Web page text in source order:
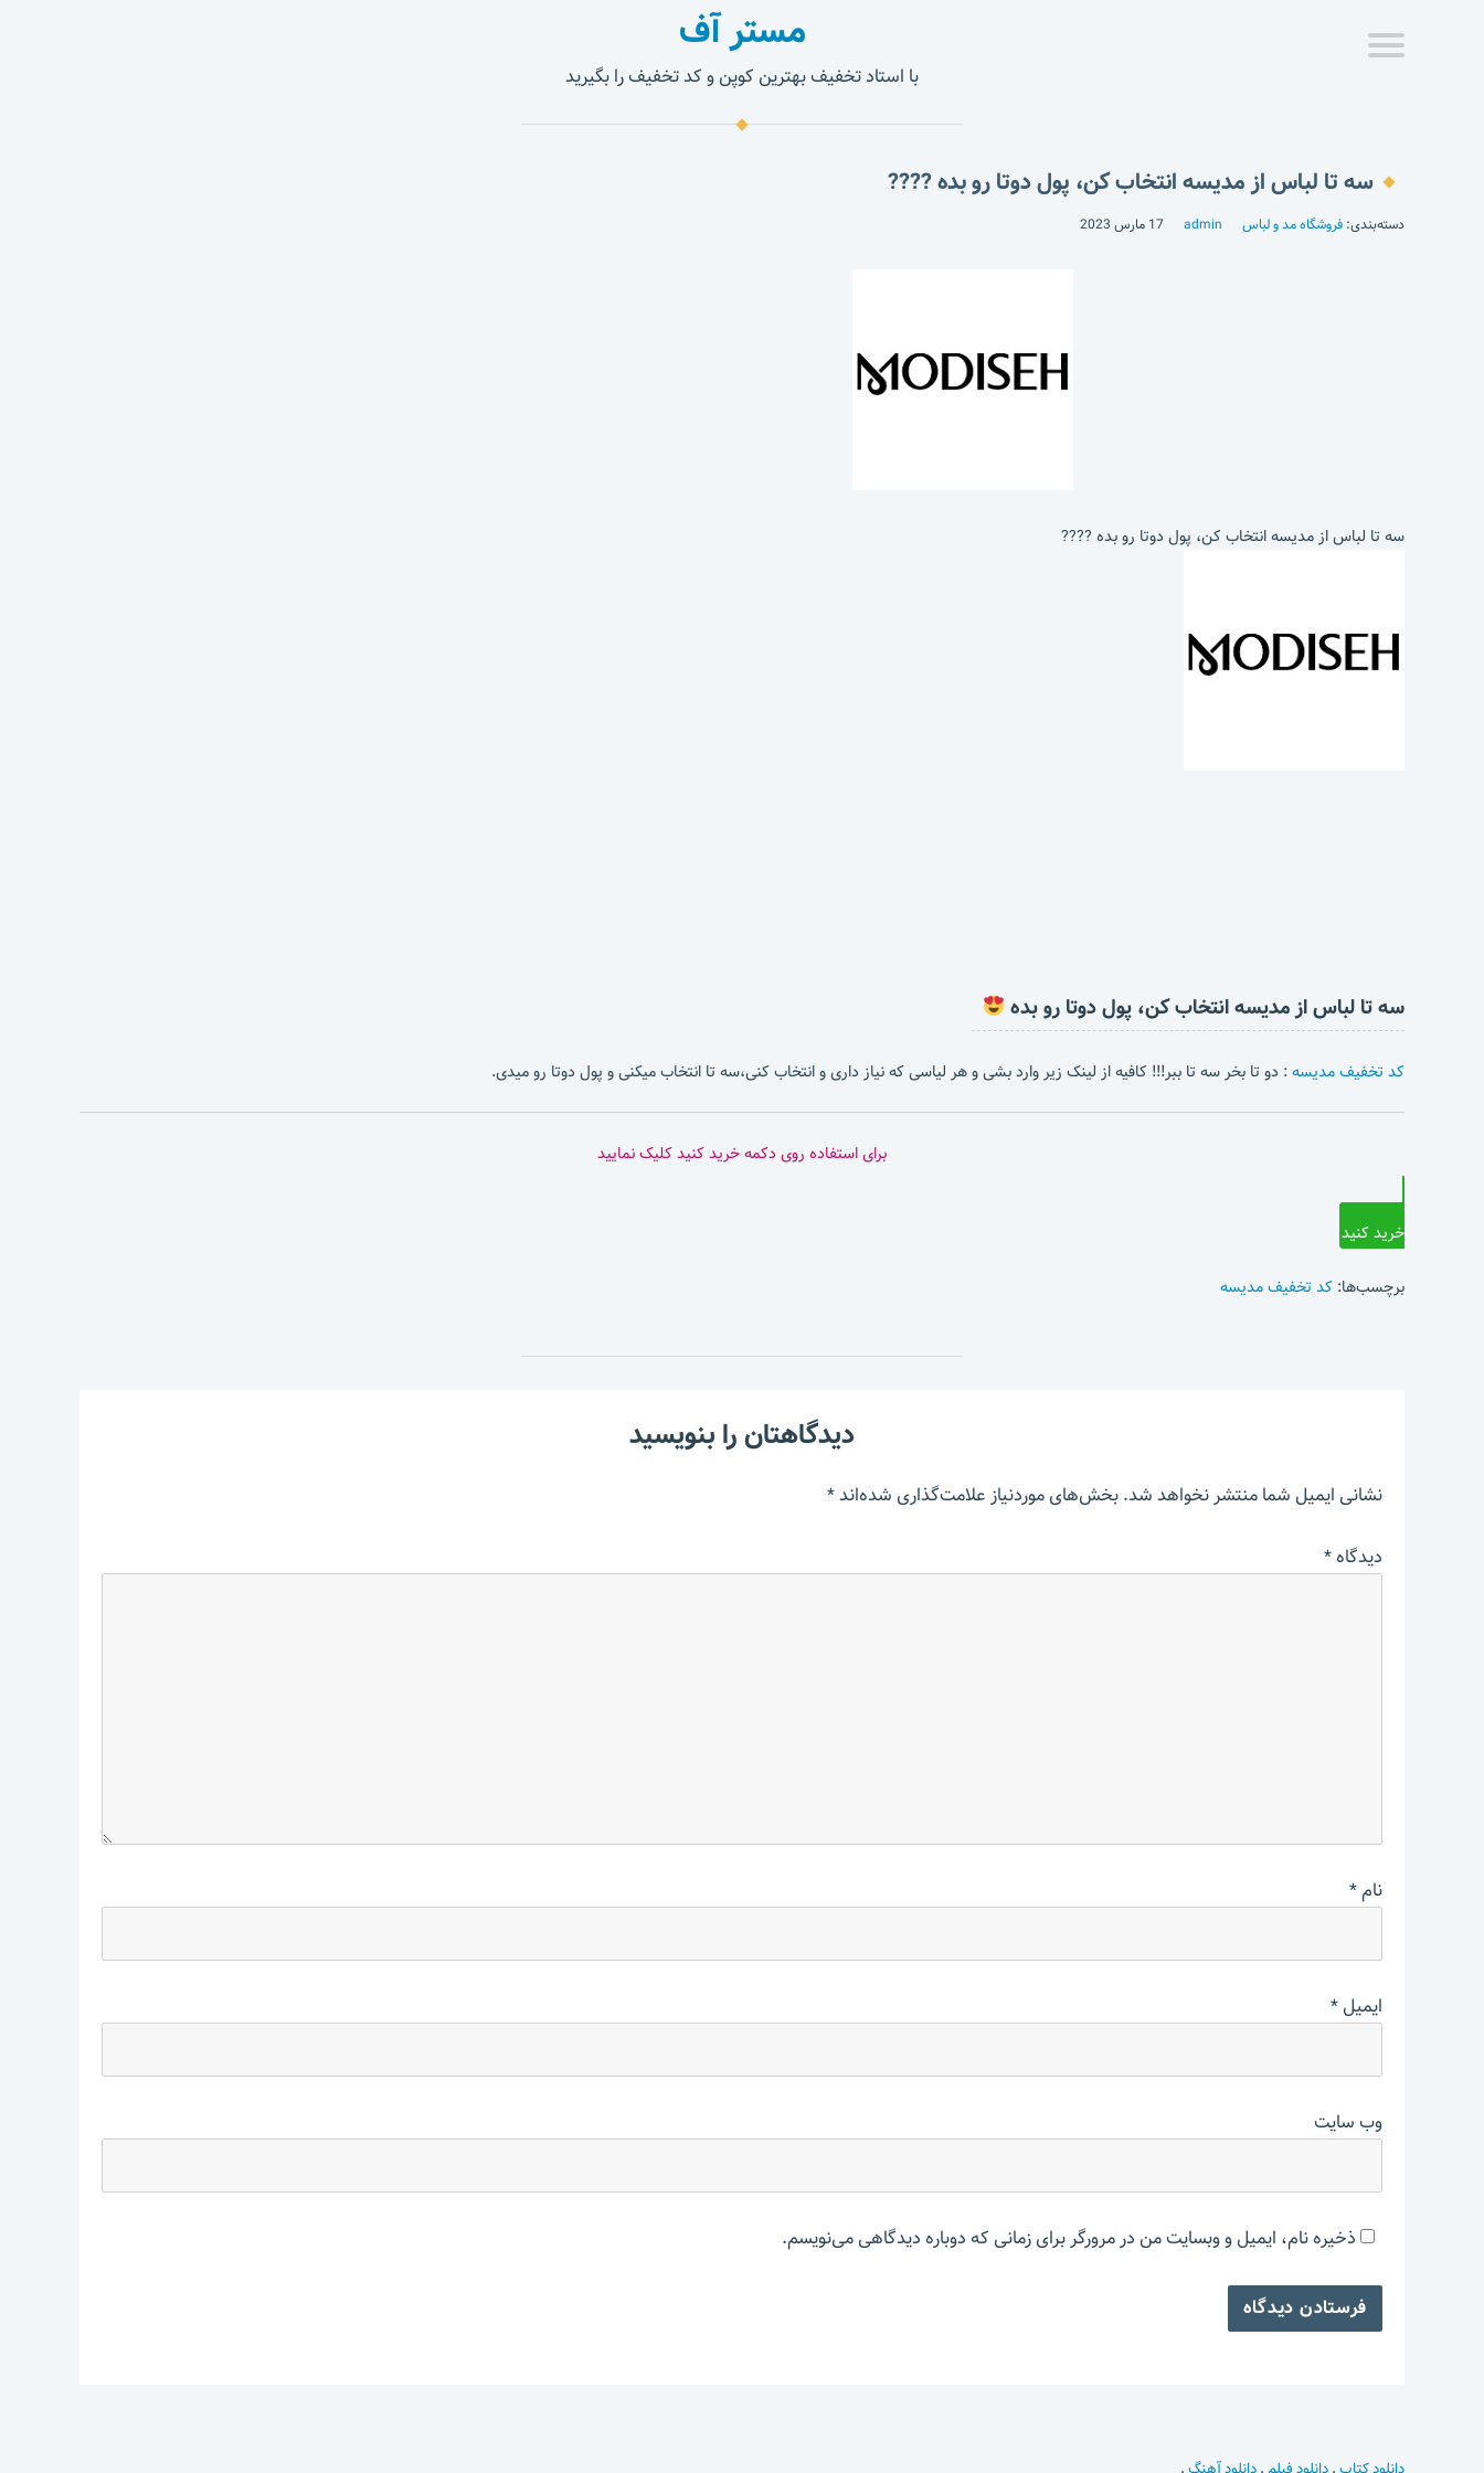
مستر آف
با استاد تخفیف بهترین کوپن و کد تخفیف را بگیرید
سه تا لباس از مدیسه انتخاب کن، پول دوتا رو بده ????
دسته‌بندی: فروشگاه مد و لباس admin 17 مارس 2023
سه تا لباس از مدیسه انتخاب کن، پول دوتا رو بده ????
سه تا لباس از مدیسه انتخاب کن، پول دوتا رو بده
کد تخفیف مدیسه: دو تا بخر سه تا ببر!!! کافیه از لینک زیر وارد بشی و هر لیاسی که نیاز داری و انتخاب کنی،سه تا انتخاب میکنی و پول دوتا رو میدی.
برای استفاده روی دکمه خرید کنید کلیک نمایید
خرید کنید
برچسب‌ها: کد تخفیف مدیسه
دیدگاهتان را بنویسید
نشانی ایمیل شما منتشر نخواهد شد.بخش‌های موردنیاز علامت‌گذاری شده‌اند*
دیدگاه*
نام*
ایمیل*
وب‌ سایت
ذخیره نام، ایمیل و وبسایت من در مرورگر برای زمانی که دوباره دیدگاهی می‌نویسم.
دانلود کتاب.دانلود فیلم .دانلود آهنگ.